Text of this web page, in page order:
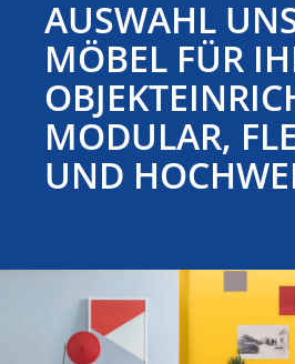
AUSWAHL
MÖBEL FÜR
MODULAR,
UND